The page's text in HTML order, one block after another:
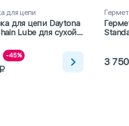
для цепи
для цепи Daytona
Lube для сухой
-45%
3 750